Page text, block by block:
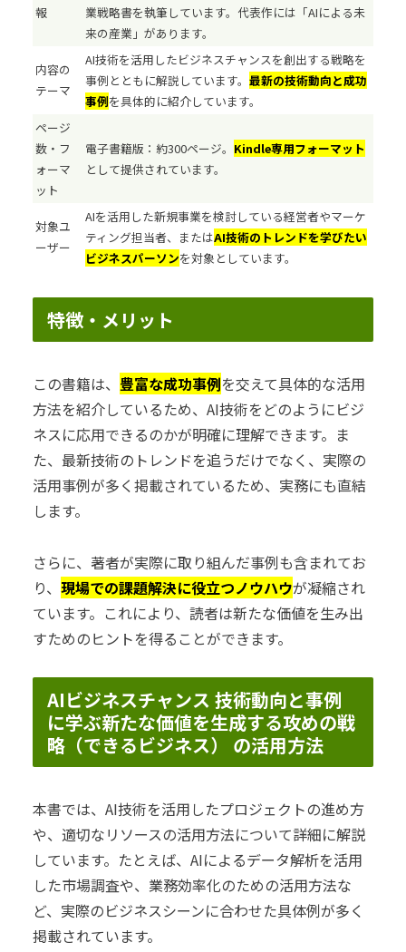
報
業戦略書を執筆しています。代表作には「AIによる未
来の産業」があります。
内容の
テーマ
AI技術を活用したビジネスチャンスを創出する戦略を
事例とともに解説しています。 最新の技術動向と成功
事例を具体的に紹介しています。
ページ
数・フ
ォーマ
ット
電子書籍版：約300ページ。 Kindle専用フォーマット
として提供されています。
対象ユ
ーザー
AIを活用した新規事業を検討している経営者やマーケ
ティング担当者、またはAI技術のトレンドを学びたい
ビジネスパーソンを対象としています。
特徴・メリット
この書籍は、 豊富な成功事例を交えて具体的な活用
方法を紹介しているため、AI技術をどのようにビジ
ネスに応用できるのかが明確に理解できます。ま
た、最新技術のトレンドを追うだけでなく、実際の
活用事例が多く掲載されているため、実務にも直結
します。
さらに、著者が実際に取り組んだ事例も含まれてお
り、 現場での課題解決に役立つノウハウが凝縮され
ています。これにより、読者は新たな価値を生み出
すためのヒントを得ることができます。
AIビジネスチャンス 技術動向と事例
に学ぶ新たな価値を生成する攻めの戦
略（できるビジネス） の活用方法
本書では、AI技術を活用したプロジェクトの進め方
や、適切なリソースの活用方法について詳細に解説
しています。たとえば、AIによるデータ解析を活用
した市場調査や、業務効率化のための活用方法な
ど、実際のビジネスシーンに合わせた具体例が多く
掲載されています。